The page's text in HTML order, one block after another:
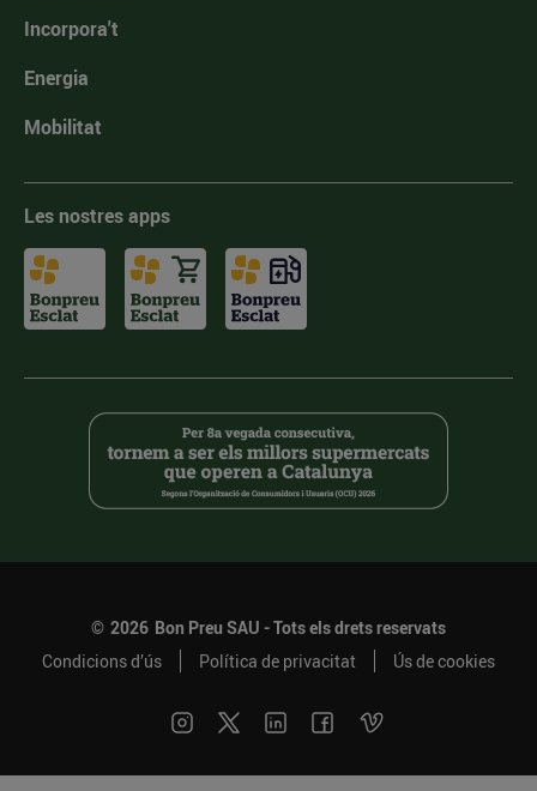
Incorpora't
Energia
Mobilitat
Les nostres apps
© 2026 Bon Preu SAU - Tots els drets reservats
Condicions d’ús
Política de privacitat Ús de cookies